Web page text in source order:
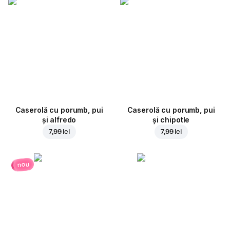
Caserolă cu porumb, pui
și alfredo
7,99 lei
Caserolă cu porumb, pui
și chipotle
7,99 lei
nou